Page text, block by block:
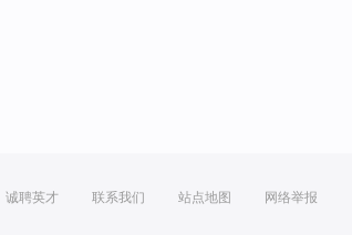
诚聘英才 联系我们 站点地图 网络举报